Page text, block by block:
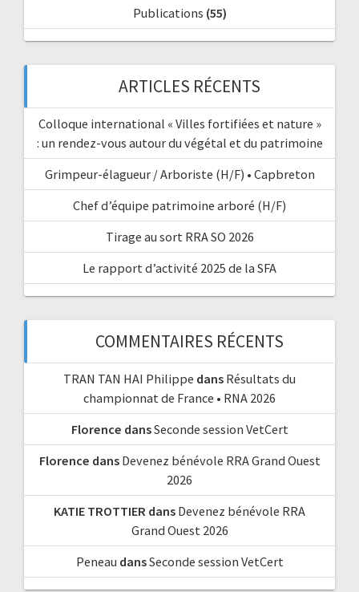
Publications (55)
ARTICLES RÉCENTS
Colloque international « Villes fortifiées et nature »
: un rendez-vous autour du végétal et du patrimoine
Grimpeur-élagueur / Arboriste (H/F) • Capbreton
Chef d’équipe patrimoine arboré (H/F)
Tirage au sort RRA SO 2026
Le rapport d’activité 2025 de la SFA
COMMENTAIRES RÉCENTS
TRAN TAN HAI Philippe dans Résultats du
championnat de France • RNA 2026
Florence dansSeconde session VetCert
Florence dans Devenez bénévole RRA Grand Ouest
2026
KATIE TROTTIER dans Devenez bénévole RRA
Grand Ouest 2026
Peneau dansSeconde session VetCert